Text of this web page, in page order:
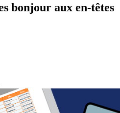
bonjour aux en-têtes